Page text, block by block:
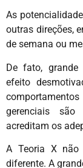
As
outras direções,
de semana ou
De fato, grande
efeito
gerenciais
acreditam os
A Teoria X não
diferente. A